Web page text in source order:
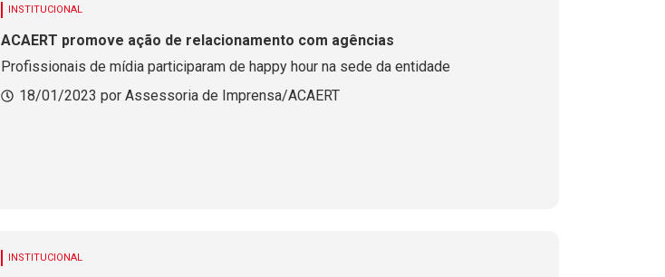
INSTITUCIONAL
ACAERT promove ação de relacionamento com agências
Profissionais de mídia participaram de happy hour na sede da entidade
18/01/2023 por Assessoria de Imprensa/ACAERT
INSTITUCIONAL